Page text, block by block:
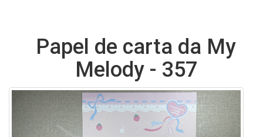
Papel de carta da My
Melody - 357